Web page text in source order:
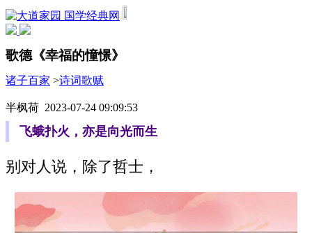
国学经典网
歌德《幸福的憧憬》
诸子百家 >诗词歌赋
半枫荷 2023-07-24 09:09:53
飞蛾扑火，亦是向光而生
别对人说，除了哲士，